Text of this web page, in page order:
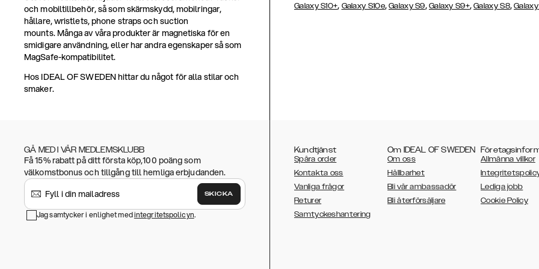
och mobiltillbehör, så som skärmskydd, mobilringar,
hållare, wristlets, phone straps och suction
mounts. Många av våra produkter är magnetiska för en
smidigare användning, eller har andra egenskaper så som
MagSafe-kompatibilitet.
Hos IDEAL OF SWEDEN hittar du något för alla stilar och
smaker.
Galaxy S10+, Galaxy S10e,Galaxy S9, Galaxy S9+,Galaxy S8,
GÅ MED I VÅR MEDLEMSKLUBB
Få 15% rabatt på ditt första köp,100 poäng som
välkomstbonus och tillgång till hemliga erbjudanden.
SKICKA
Jag samtycker i enlighet medintegritetspolicyn.
Kundtjänst
Spåra order
Kontakta oss
Vanliga frågor
Returer
Samtyckeshantering
Om IDEAL OF SWEDEN
Om oss
Hållbarhet
Bli vår ambassadör
Bli återförsäljare
Allmänna villkor
Lediga jobb
Cookie Policy
AUSTRALIA